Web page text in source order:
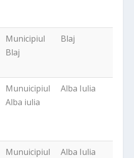
Municipiul
Blaj
Blaj
Munuicipiul
Alba iulia
Alba Iulia
Munuicipiul
Alba Iulia